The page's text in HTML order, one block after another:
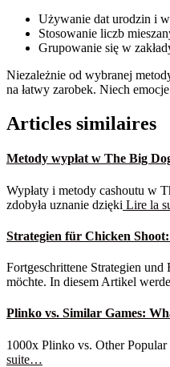
Używanie dat urodzin i
Stosowanie liczb
Grupowanie się w
Niezależnie od wybranej
na łatwy zarobek. Niech
Articles similaires
Metody wypłat w The Big
Wypłaty i metody cashoutu w
zdobyła uznanie dzięki Lire la
Strategien für Chicken
Fortgeschrittene Strategien
möchte. In diesem Artikel
Plinko vs. Similar Games:
1000x Plinko vs. Other
suite…